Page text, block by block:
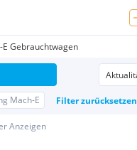
Gebrauchtwagen
Mach-E Filter zurücksetzen
Anzeigen